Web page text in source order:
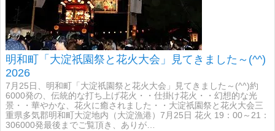
明和町「大淀祇園祭と花火大会」見てきました～(^^)
2026
7月25日、明和町「大淀祇園祭と花火大会」見てきました～(^^)約
6000発の、伝統的な打ち上げ花火・・仕掛け花火・・幻想的な光
景・・華やかな、花火に癒されました・・大淀祇園祭と花火大会三
重県多気郡明和町大淀地内（大淀漁港）7月25日 花火 19：00～21：
306000発最後までご覧頂き、ありが…